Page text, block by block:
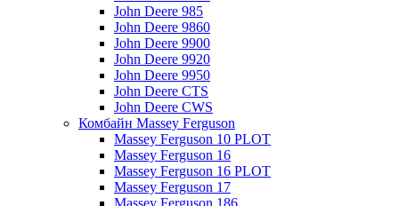
John Deere 985
John Deere 9860
John Deere 9900
John Deere 9920
John Deere 9950
John Deere CTS
John Deere CWS
Комбайн Massey Ferguson
Massey Ferguson 10 PLOT
Massey Ferguson 16
Massey Ferguson 16 PLOT
Massey Ferguson 17
Massey Ferguson 186